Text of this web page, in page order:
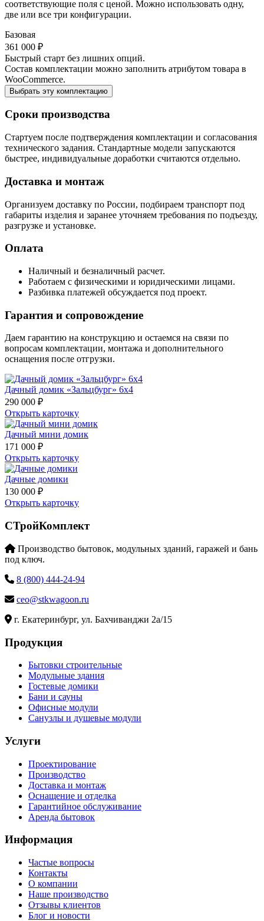
соответствующие поля с ценой. Можно использовать одну,
две или все три конфигурации.
Базовая
361 000 ₽
Быстрый старт без лишних опций.
Состав комплектации можно заполнить атрибутом товара в
WooCommerce.
Выбрать эту комплектацию
Сроки производства
Стартуем после подтверждения комплектации и согласования
технического задания. Стандартные модели запускаются
быстрее, индивидуальные доработки считаются отдельно.
Доставка и монтаж
Организуем доставку по России, подбираем транспорт под
габариты изделия и заранее уточняем требования по подъезду,
разгрузке и установке.
Оплата
Наличный и безналичный расчет.
Работаем с физическими и юридическими лицами.
Разбивка платежей обсуждается под проект.
Гарантия и сопровождение
Даем гарантию на конструкцию и остаемся на связи по
вопросам комплектации, монтажа и дополнительного
оснащения после отгрузки.
Дачный домик «Зальцбург» 6х4
290 000 ₽
Открыть карточку
Дачный мини домик
171 000 ₽
Открыть карточку
Дачные домики
130 000 ₽
Открыть карточку
СТройКомплект
Производство бытовок, модульных зданий, гаражей и бань
под ключ.
8 (800) 444-24-94
ceo@stkwagoon.ru
г. Екатеринбург, ул. Бахчиванджи 2а/15
Продукция
Бытовки строительные
Модульные здания
Гостевые домики
Бани и сауны
Офисные модули
Санузлы и душевые модули
Услуги
Проектирование
Производство
Доставка и монтаж
Оснащение и отделка
Гарантийное обслуживание
Аренда бытовок
Информация
Частые вопросы
Контакты
О компании
Наше производство
Отзывы клиентов
Блог и новости